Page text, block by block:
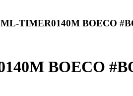
TIMER0140M BOECO
BOECO